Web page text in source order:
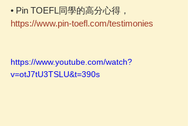
• Pin TOEFL同學的高分心得，
https://www.pin-toefl.com/testimonies
https://www.youtube.com/watch?
v=otJ7tU3TSLU&t=390s